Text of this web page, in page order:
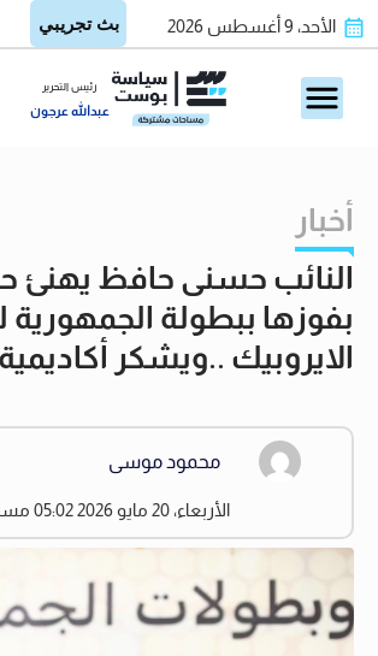
الأحد، 9 أغسطس 2026
رئيس التحرير
عبدالله عرجون
أخبار
النائب حسنى حافظ يهنئ
بفوزها ببطولة الجمهورية
الايروبيك ..ويشكر
محمود موسى
الأربعاء، 20 مايو 2026 05:02 مساءً